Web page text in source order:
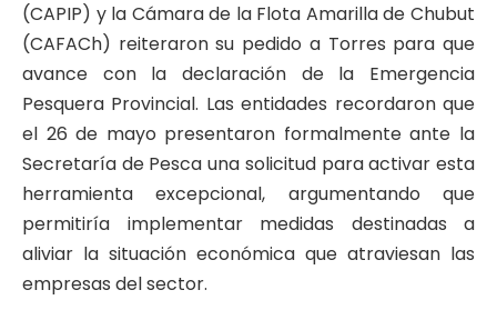
(CAPIP) y la Cámara de la Flota Amarilla de Chubut
(CAFACh) reiteraron su pedido a Torres para que
avance con la declaración de la Emergencia
Pesquera Provincial. Las entidades recordaron que
el 26 de mayo presentaron formalmente ante la
Secretaría de Pesca una solicitud para activar esta
herramienta excepcional, argumentando que
permitiría implementar medidas destinadas a
aliviar la situación económica que atraviesan las
empresas del sector.